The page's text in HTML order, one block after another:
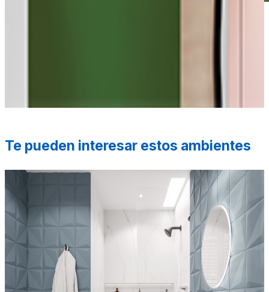
Te pueden interesar estos ambientes